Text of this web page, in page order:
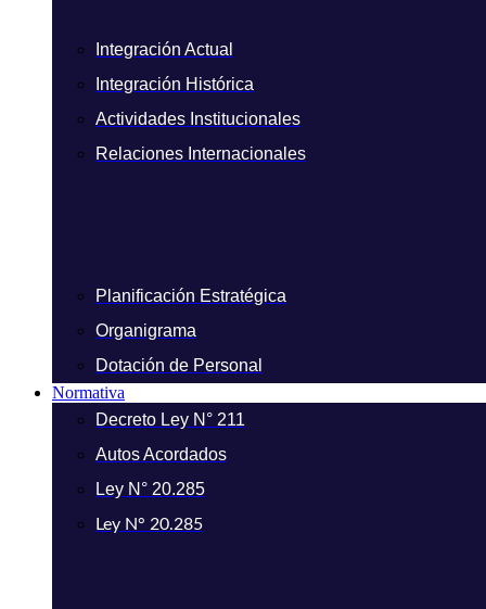
Integración Actual
Integración Histórica
Actividades Institucionales
Relaciones Internacionales
Planificación Estratégica
Organigrama
Dotación de Personal
Normativa
Decreto Ley N° 211
Autos Acordados
Ley N° 20.285
Ley N° 20.285